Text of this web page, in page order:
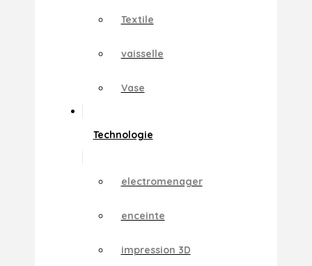
Textile
vaisselle
Vase
Technologie
electromenager
enceinte
impression 3D